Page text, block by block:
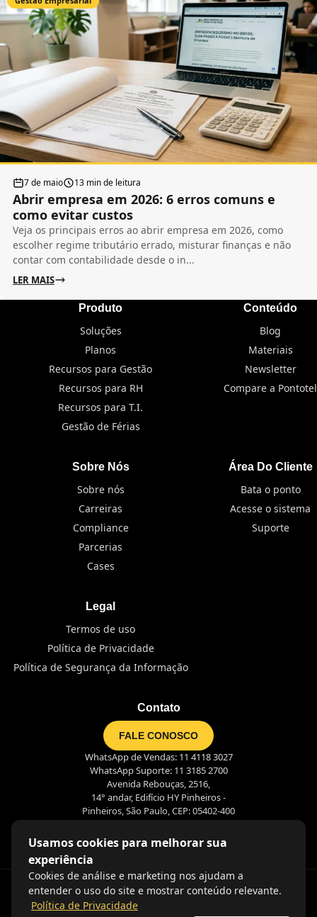
7 de maio 13 min de leitura
Abrir empresa em 2026: 6 erros comuns e
como evitar custos
Veja os principais erros ao abrir empresa em 2026, como
escolher regime tributário errado, misturar finanças e não
contar com contabilidade desde o in...
LER MAIS
Produto
Soluções
Planos
Recursos para Gestão
Recursos para RH
Recursos para T.I.
Gestão de Férias
Conteúdo
Blog
Materiais
Newsletter
Compare a Pontotel
Sobre Nós
Sobre nós
Carreiras
Compliance
Parcerias
Cases
Área Do Cliente
Bata o ponto
Acesse o sistema
Suporte
Legal
Termos de uso
Política de Privacidade
Política de Segurança da Informação
Contato
FALE CONOSCO
WhatsApp de Vendas: 11 4118 3027
WhatsApp Suporte: 11 3185 2700
Avenida Rebouças, 2516,
14° andar, Edifício HY Pinheiros -
Pinheiros, São Paulo, CEP: 05402-400
Usamos cookies para melhorar sua
experiência
Cookies de análise e marketing nos ajudam a
entender o uso do site e mostrar conteúdo relevante.
Política de Privacidade